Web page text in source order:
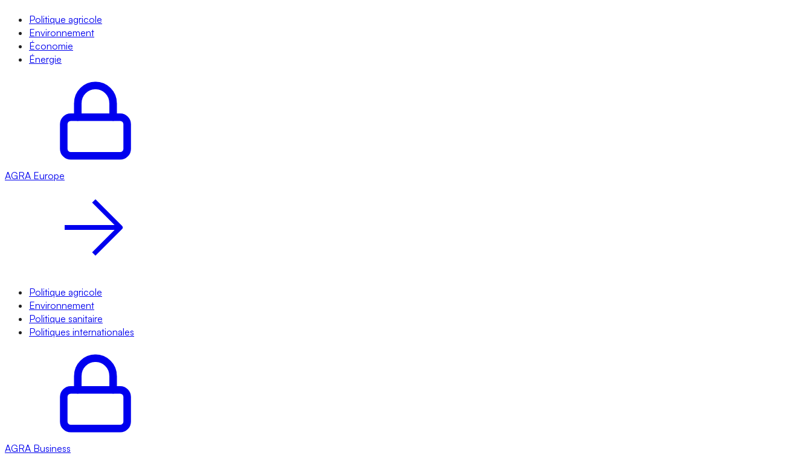
Politique agricole
Environnement
Économie
Énergie
AGRA Europe
Politique agricole
Environnement
Politique sanitaire
Politiques internationales
AGRA Business